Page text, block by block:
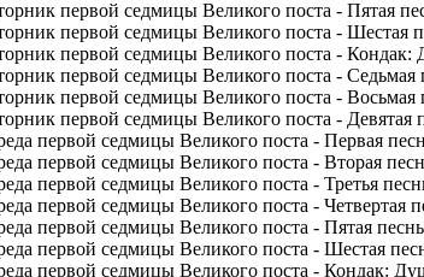
первой седмицы Великого поста - Пятая
первой седмицы Великого поста - Шестая
первой седмицы Великого поста -
первой седмицы Великого поста -
первой седмицы Великого поста - Восьмая
первой седмицы Великого поста - Девятая
первой седмицы Великого поста - Первая
первой седмицы Великого поста - Вторая
первой седмицы Великого поста - Третья
первой седмицы Великого поста -
первой седмицы Великого поста - Пятая
первой седмицы Великого поста - Шестая
первой седмицы Великого поста - Кондак: